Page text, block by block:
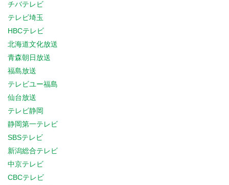
チバテレビ
テレビ埼玉
HBCテレビ
北海道文化放送
青森朝日放送
福島放送
テレビユー福島
仙台放送
テレビ静岡
静岡第一テレビ
SBSテレビ
新潟総合テレビ
中京テレビ
CBCテレビ